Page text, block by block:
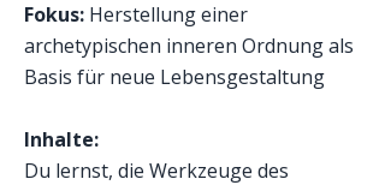
Fokus: Herstellung einer
archetypischen inneren Ordnung als
Basis für neue Lebensgestaltung
Inhalte:
Du lernst, die Werkzeuge des